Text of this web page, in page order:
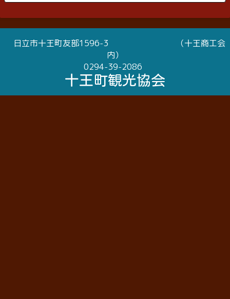
日立市十王町友部1596-3 （十王商工会
内）
0294-39-2086
十王町観光協会